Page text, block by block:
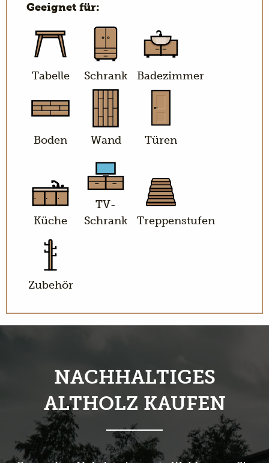
Geeignet für:
Tabelle Schrank Badezimmer
Boden Wand Türen
Küche
TV-
Schrank
Treppenstufen
Zubehör
NACHHALTIGES
ALTHOLZ KAUFEN